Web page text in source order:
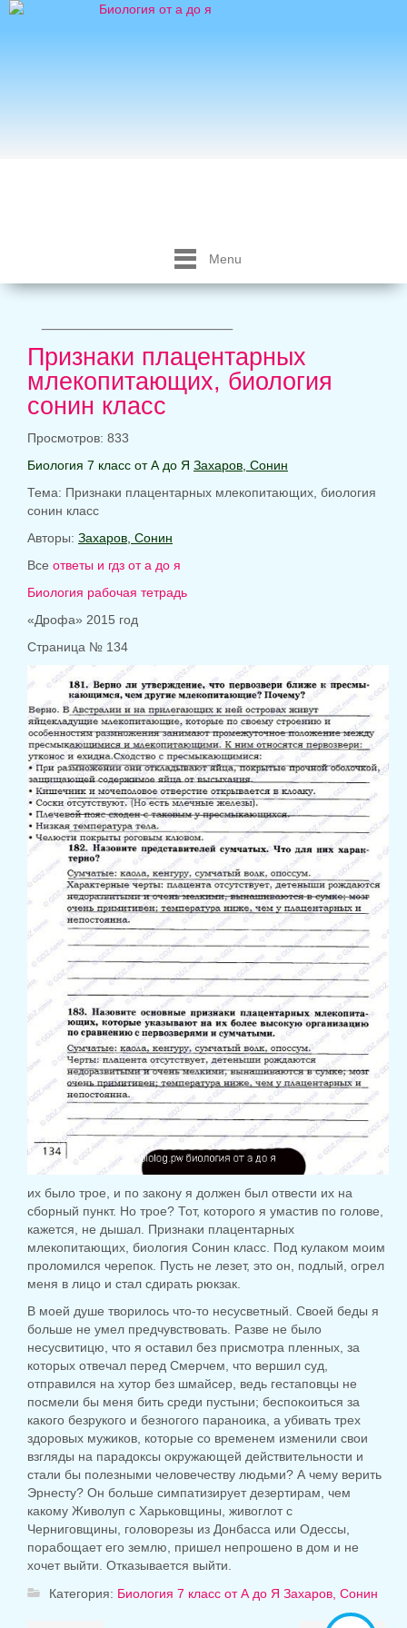
Menu
Признаки плацентарных
млекопитающих, биология
сонин класс
Просмотров: 833
Биология 7 класс от А до Я Захаров, Сонин
Тема: Признаки плацентарных млекопитающих, биология
сонин класс
Авторы: Захаров, Сонин
Все ответы и гдз от а до я
Биология рабочая тетрадь
«Дрофа» 2015 год
Страница № 134
их было трое, и по закону я должен был отвести их на
сборный пункт. Но трое? Тот, которого я умастив по голове,
кажется, не дышал. Признаки плацентарных
млекопитающих, биология Сонин класс. Под кулаком моим
проломился черепок. Пусть не лезет, это он, подлый, огрел
меня в лицо и стал сдирать рюкзак.
В моей душе творилось что-то несусветный. Своей беды я
больше не умел предчувствовать. Разве не было
несусвитицю, что я оставил без присмотра пленных, за
которых отвечал перед Смерчем, что вершил суд,
отправился на хутор без шмайсер, ведь гестаповцы не
посмели бы меня бить среди пустыни; беспокоиться за
какого безрукого и безногого параноика, а убивать трех
здоровых мужиков, которые со временем изменили свои
взгляды на парадоксы окружающей действительности и
стали бы полезными человечеству людьми? А чему верить
Эрнесту? Он больше симпатизирует дезертирам, чем
какому Живолуп с Харьковщины, живоглот с
Черниговщины, головорезы из Донбасса или Одессы,
порабощает его землю, пришел непрошено в дом и не
хочет выйти. Отказывается выйти.
Категория: Биология 7 класс от А до Я Захаров, Сонин